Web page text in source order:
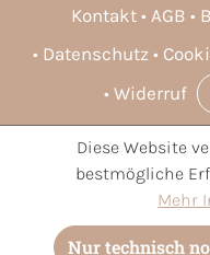
Kontakt
AGB
Datenschutz
Widerruf
* Alle Preise inkl.
und ggf.
Diese Website
bestmögliche
Mehr
Nur technisch